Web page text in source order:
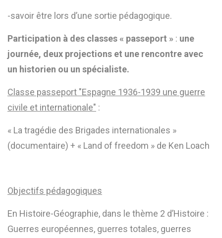
-savoir être lors d’une sortie pédagogique.
Participation à des classes « passeport » : une
journée, deux projections et une rencontre avec
un historien ou un spécialiste.
Classe passeport "Espagne 1936-1939 une guerre
civile et internationale" :
« La tragédie des Brigades internationales »
(documentaire) + « Land of freedom » de Ken Loach
Objectifs pédagogiques
En Histoire-Géographie, dans le thème 2 d’Histoire :
Guerres européennes, guerres totales, guerres